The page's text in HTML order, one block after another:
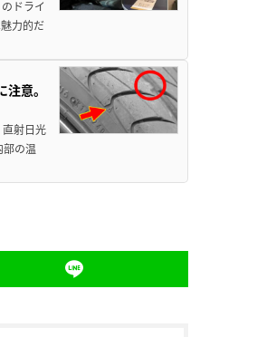
ドライ
力的だ
意。
射日光
の温